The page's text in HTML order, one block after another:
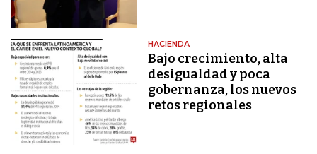
HACIENDA
Bajo crecimiento, alta
desigualdad y poca
gobernanza, los nuevos
retos regionales